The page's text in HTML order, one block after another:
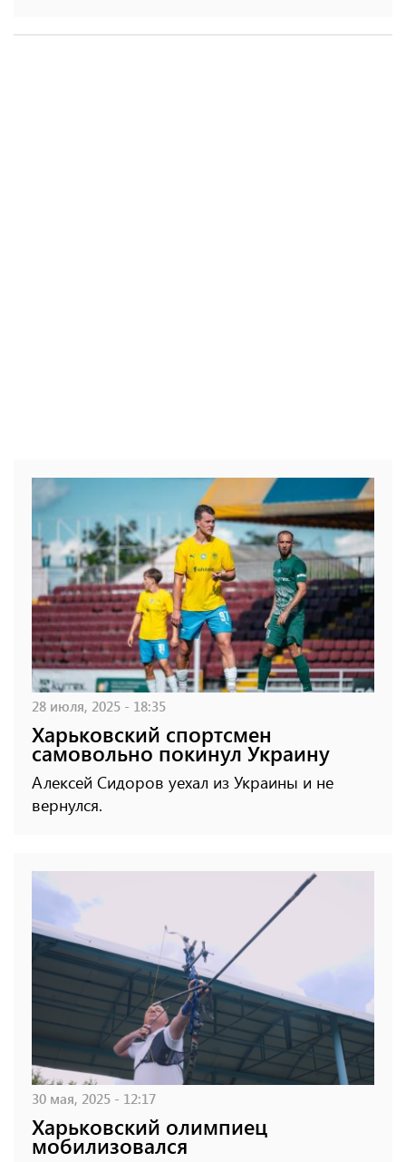
28 июля, 2025 - 18:35
Харьковский спортсмен
самовольно покинул Украину
Алексей Сидоров уехал из Украины и не
вернулся.
30 мая, 2025 - 12:17
Харьковский олимпиец
мобилизовался